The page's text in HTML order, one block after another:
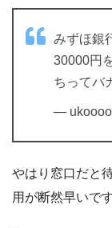
みずほ銀
30000円
ちってバ
—
やはり窓口だと
用が断然早いです